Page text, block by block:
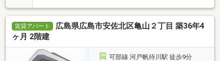
賃貸アパート
広島県広島市安佐北区亀山２丁目 築36年4
ヶ月 2階建
可部線 河戸帆待川駅 徒歩9分